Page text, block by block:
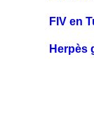
FIV en
Herpès